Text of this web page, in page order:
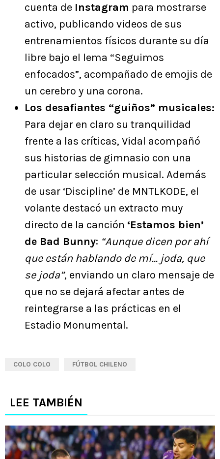
cuenta de Instagram para mostrarse
activo, publicando videos de sus
entrenamientos físicos durante su día
libre bajo el lema “Seguimos
enfocados”, acompañado de emojis de
un cerebro y una corona.
Los desafiantes “guiños” musicales:
Para dejar en claro su tranquilidad
frente a las críticas, Vidal acompañó
sus historias de gimnasio con una
particular selección musical. Además
de usar ‘Discipline’ de MNTLKODE, el
volante destacó un extracto muy
directo de la canción ‘Estamos bien’
de Bad Bunny: “Aunque dicen por ahí
que están hablando de mí… joda, que
se joda”, enviando un claro mensaje de
que no se dejará afectar antes de
reintegrarse a las prácticas en el
Estadio Monumental.
COLO COLO FÚTBOL CHILENO
LEE TAMBIÉN